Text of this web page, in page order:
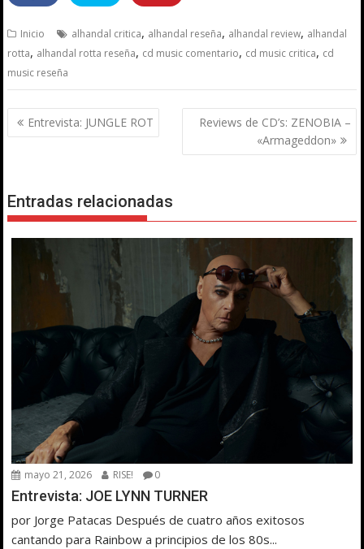
Inicio alhandal critica, alhandal reseña, alhandal review, alhandal
rotta, alhandal rotta reseña, cd music comentario, cd music critica, cd
music reseña
Navegación
de
Entrevista: JUNGLE ROT
Reviews de CD’s: ZENOBIA –
«Armageddon»
Entradas relacionadas
mayo 21, 2026 RISE! 0
Entrevista: JOE LYNN TURNER
por Jorge Patacas Después de cuatro años exitosos
cantando para Rainbow a principios de los 80s...